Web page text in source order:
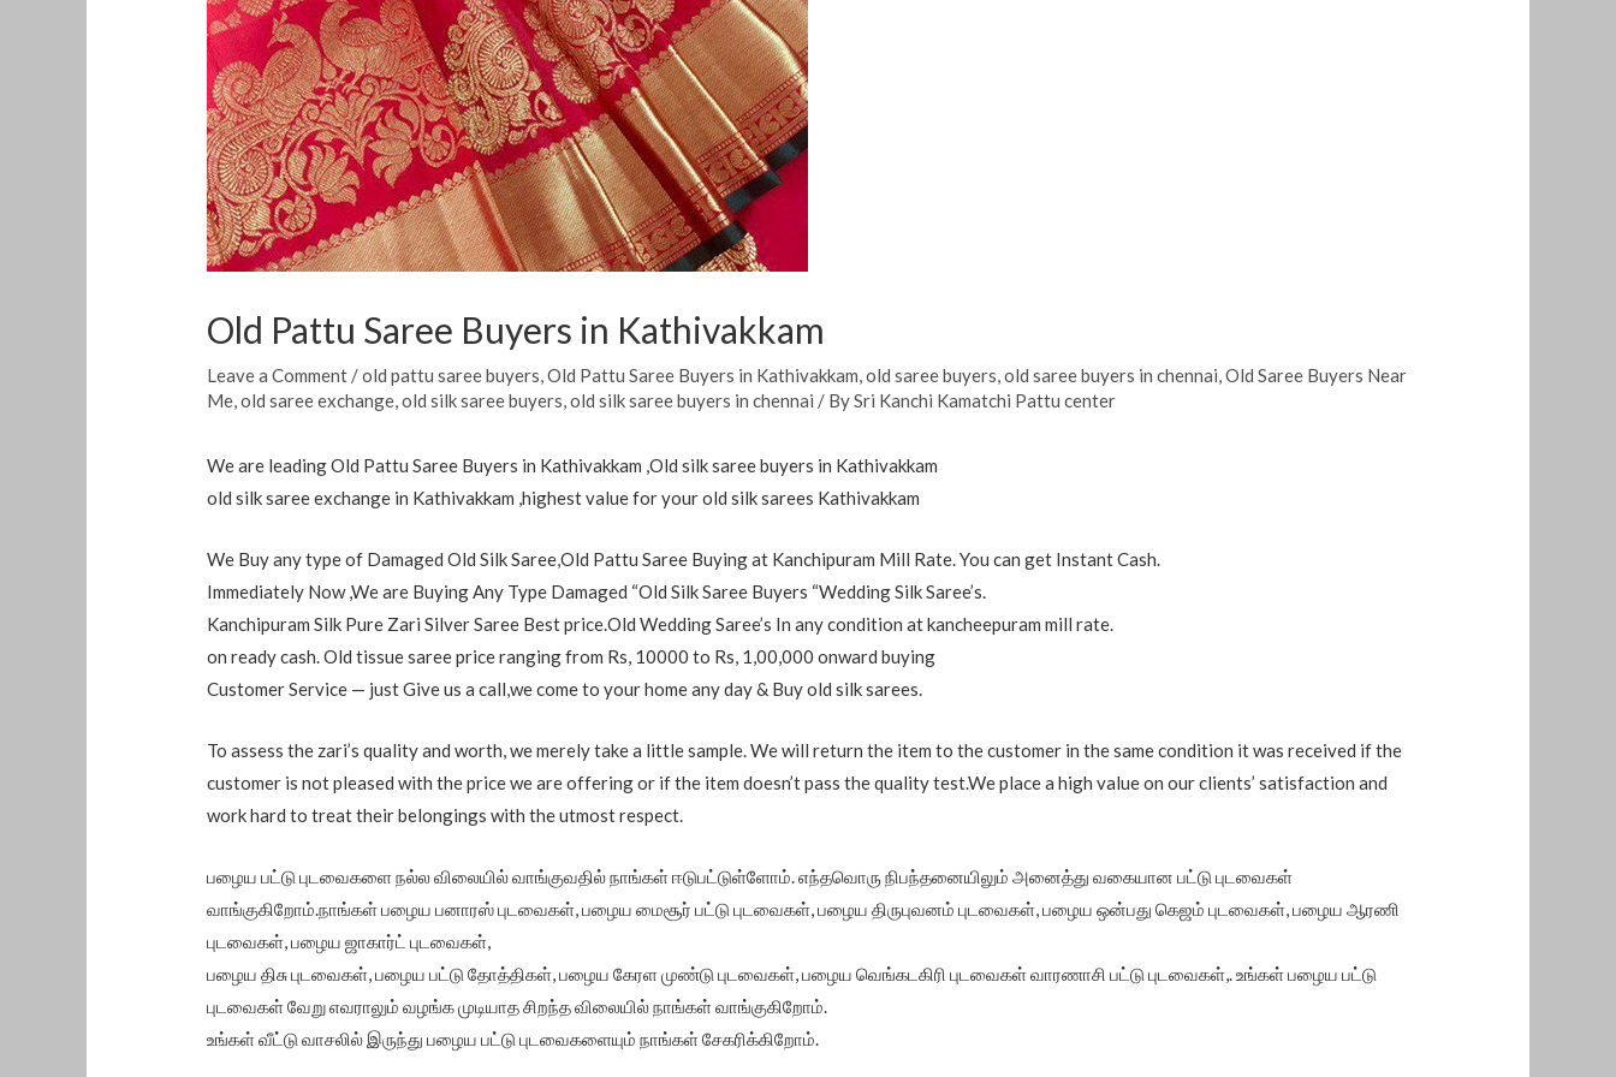
Old Pattu Saree Buyers in Kathivakkam
Leave a Comment /old pattu saree buyers,Old Pattu Saree Buyers in Kathivakkam,old saree buyers,old saree buyers in chennai,Old Saree Buyers Near
Me,old saree exchange,old silk saree buyers,old silk saree buyers in chennai / BySri Kanchi Kamatchi Pattu center
We are leading Old Pattu Saree Buyers in Kathivakkam ,Old silk saree buyers in Kathivakkam
old silk saree exchange in Kathivakkam ,highest value for your old silk sarees Kathivakkam
We Buy any type of Damaged Old Silk Saree,Old Pattu Saree Buying at Kanchipuram Mill Rate. You can get Instant Cash.
Immediately Now ,We are Buying Any Type Damaged “Old Silk Saree Buyers “Wedding Silk Saree’s.
Kanchipuram Silk Pure Zari Silver Saree Best price.Old Wedding Saree’s In any condition at kancheepuram mill rate.
on ready cash. Old tissue saree price ranging from Rs, 10000 to Rs, 1,00,000 onward buying
Customer Service — just Give us a call,we come to your home any day & Buy old silk sarees.
To assess the zari’s quality and worth, we merely take a little sample. We will return the item to the customer in the same condition it was received if the
customer is not pleased with the price we are offering or if the item doesn’t pass the quality test.We place a high value on our clients’ satisfaction and
work hard to treat their belongings with the utmost respect.
பழைய பட்டு புடவைகளை நல்ல விலையில் வாங்குவதில் நாங்கள் ஈடுபட்டுள்ளோம். எந்தவொரு நிபந்தனையிலும் அனைத்து வகையான பட்டு புடவைகள்
வாங்குகிறோம்.நாங்கள் பழைய பனாரஸ் புடவைகள், பழைய மைசூர் பட்டு புடவைகள், பழைய திருபுவனம் புடவைகள், பழைய ஒன்பது கெஜம் புடவைகள், பழைய ஆரணி
புடவைகள், பழைய ஜாகார்ட் புடவைகள்,
பழைய திசு புடவைகள், பழைய பட்டு தோத்திகள், பழைய கேரள முண்டு புடவைகள், பழைய வெங்கடகிரி புடவைகள் வாரணாசி பட்டு புடவைகள்,. உங்கள் பழைய பட்டு
புடவைகள் வேறு எவராலும் வழங்க முடியாத சிறந்த விலையில் நாங்கள் வாங்குகிறோம்.
உங்கள் வீட்டு வாசலில் இருந்து பழைய பட்டு புடவைகளையும் நாங்கள் சேகரிக்கிறோம்.